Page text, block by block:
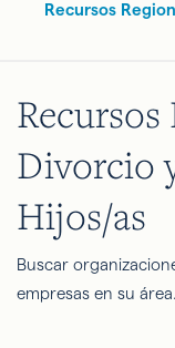
Recursos
Recursos
Divorcio
Hijos/as
Buscar
empresas en su